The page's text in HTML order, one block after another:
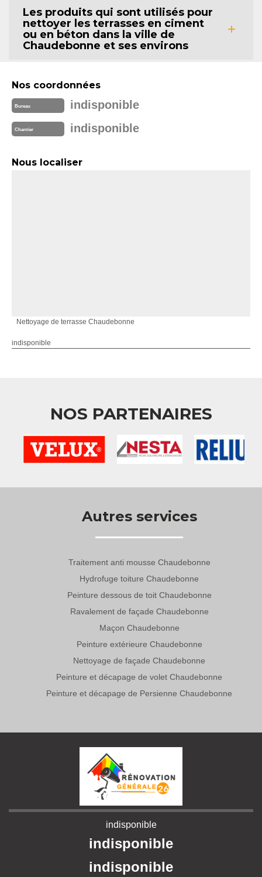
Les produits qui sont utilisés pour
nettoyer les terrasses en ciment
ou en béton dans la ville de
Chaudebonne et ses environs
Nos coordonnées
Bureau indisponible
Chantier indisponible
Nous localiser
Nettoyage de terrasse Chaudebonne
indisponible
NOS PARTENAIRES
Autres services
Traitement anti mousse Chaudebonne
Hydrofuge toiture Chaudebonne
Peinture dessous de toit Chaudebonne
Ravalement de façade Chaudebonne
Maçon Chaudebonne
Peinture extérieure Chaudebonne
Nettoyage de façade Chaudebonne
Peinture et décapage de volet Chaudebonne
Peinture et décapage de Persienne Chaudebonne
indisponible
indisponible
indisponible